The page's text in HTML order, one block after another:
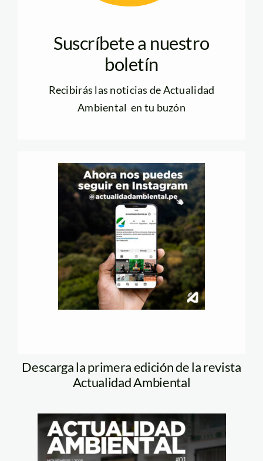
Suscríbete a nuestro
boletín
Recibirás las noticias de Actualidad
Ambiental en tu buzón
Descarga la primera edición de la revista
Actualidad Ambiental